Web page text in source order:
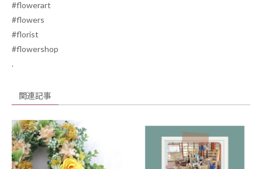
#flowerart
#flowers
#florist
#flowershop
.
関連記事